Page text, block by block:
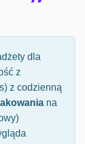
dla
z
z codzienną
na